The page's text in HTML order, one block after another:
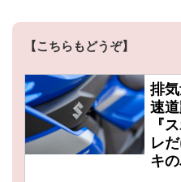
【こちらもどうぞ】
排
速
『
レ
キ